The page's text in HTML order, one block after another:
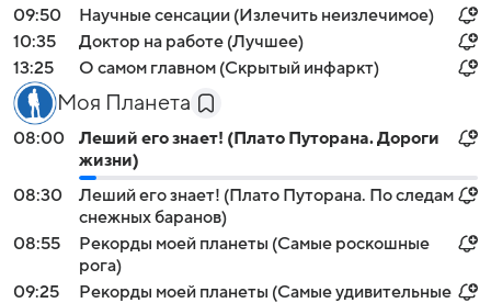
09:50
Научные сенсации (Излечить неизлечимое)
10:35
Доктор на работе (Лучшее)
13:25
О самом главном (Скрытый инфаркт)
Моя Планета
08:00
Леший его знает! (Плато Путорана. Дороги
жизни)
08:30
Леший его знает! (Плато Путорана. По следам
снежных баранов)
08:55
Рекорды моей планеты (Самые роскошные
рога)
09:25
Рекорды моей планеты (Самые удивительные